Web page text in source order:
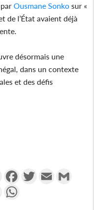
parOusmane Sonko sur «
de l’État avaient déjà
désormais une
dans un contexte
et des défis
PartagerFacebookTwitterEmail
Messenger